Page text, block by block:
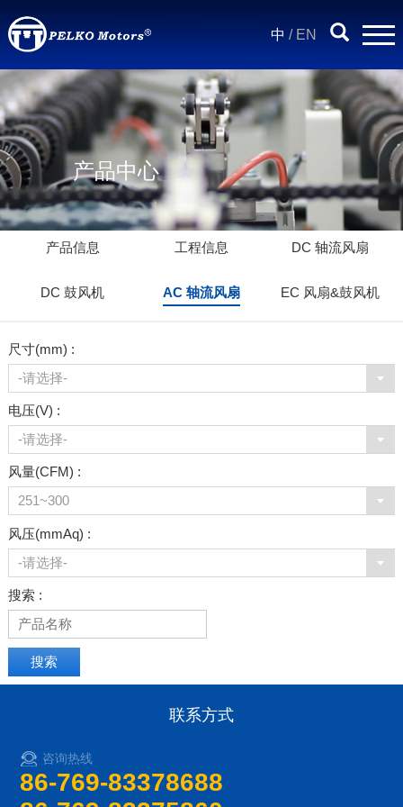
中 / EN
产品中心
产品信息 工程信息 DC 轴流风扇
DC 鼓风机 AC 轴流风扇 EC 风扇&鼓风机
尺寸(mm) :
-请选择-
电压(V) :
-请选择-
风量(CFM) :
251~300
风压(mmAq) :
-请选择-
搜索 :
联系方式
咨询热线
86-769-83378688